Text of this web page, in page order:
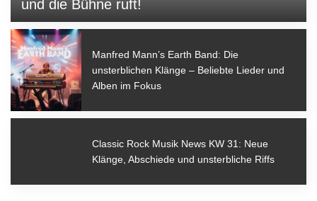
und die Bühne ruft!
Posted
by
Matthes 03.08.2026
Manfred Mann’s Earth Band: Die
unsterblichen Klänge – Beliebte Lieder und
Alben im Fokus
Classic Rock Musik News KW 31: Neue
Klänge, Abschiede und unsterbliche Riffs